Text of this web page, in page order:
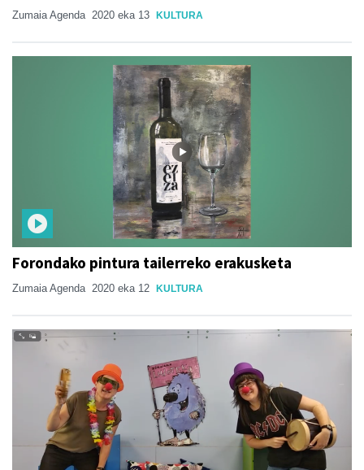
Zumaia Agenda 2020 eka 13 KULTURA
Forondako pintura tailerreko erakusketa
Zumaia Agenda 2020 eka 12 KULTURA